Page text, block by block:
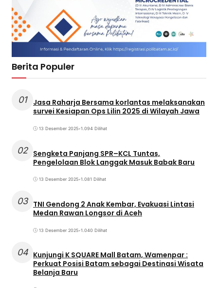
Berita Populer
01
Jasa Raharja Bersama korlantas melaksanakan
survei Kesiapan Ops Lilin 2025 di Wilayah Jawa
13 Desember 2025•1.094 Dilihat
02 Sengketa Panjang SPR–KCL Tuntas,
Pengelolaan Blok Langgak Masuk Babak Baru
13 Desember 2025•1.081 Dilihat
03 TNI Gendong 2 Anak Kembar, Evakuasi Lintasi
Medan Rawan Longsor di Aceh
13 Desember 2025•1.040 Dilihat
04 Kunjungi K SQUARE Mall Batam, Wamenpar :
Perkuat Posisi Batam sebagai Destinasi Wisata
Belanja Baru